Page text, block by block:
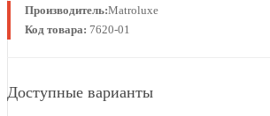
Производитель:Matroluxe
Код товара: 7620-01
Доступные варианты